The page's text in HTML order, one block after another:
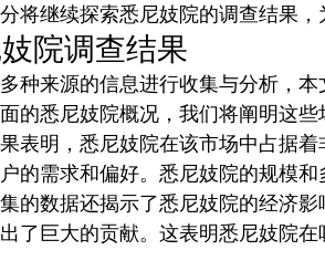
将继续探索悉尼妓院的调查结果
院调查结果
种来源的信息进行收集与分析，
的悉尼妓院概况，我们将阐明这
表明，悉尼妓院在该市场中占据
的需求和偏好。悉尼妓院的规模
的数据还揭示了悉尼妓院的经济
了巨大的贡献。这表明悉尼妓院